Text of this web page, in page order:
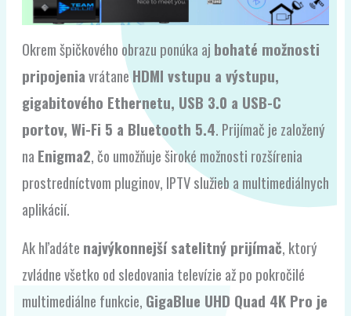
Okrem špičkového obrazu ponúka aj bohaté možnosti
pripojeniavrátaneHDMI vstupu a výstupu,
gigabitového Ethernetu, USB 3.0 a USB-C
portov, Wi-Fi 5 a Bluetooth 5.4. Prijímač je založený
na Enigma2, čo umožňuje široké možnosti rozšírenia
prostredníctvom pluginov, IPTV služieb a multimediálnych
aplikácií.
Ak hľadáte najvýkonnejší satelitný prijímač, ktorý
zvládne všetko od sledovania televízie až po pokročilé
multimediálne funkcie, GigaBlue UHD Quad 4K Pro je